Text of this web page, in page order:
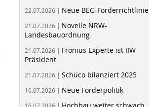
22.07.2026 | Neue BEG-Förderrichtlinie
21.07.2026 | Novelle NRW-
Landesbauordnung
21.07.2026 | Fronius Experte ist IIW-
Präsident
21.07.2026 | Schüco bilanziert 2025
16.07.2026 | Neue Förderpolitik